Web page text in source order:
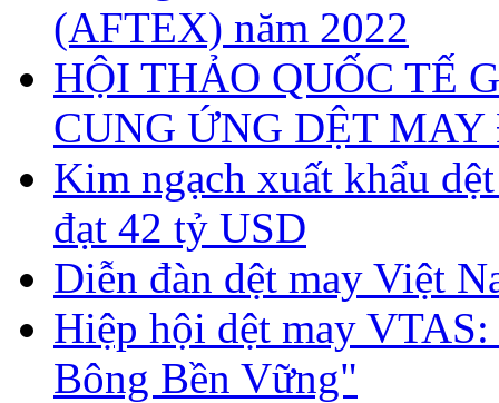
(AFTEX) năm 2022
HỘI THẢO QUỐC TẾ
CUNG ỨNG DỆT
Kim ngạch xuất khẩu
đạt 42 tỷ USD
Diễn đàn dệt may Việt
Hiệp hội dệt may
Bông Bền Vững"